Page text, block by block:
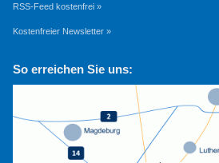
RSS-Feed kostenfrei »
Kostenfreier Newsletter »
So erreichen Sie uns: